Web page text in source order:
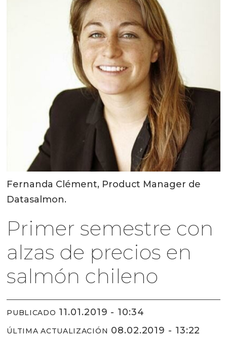
Fernanda Clément, Product Manager de
Datasalmon.
Primer semestre con
alzas de precios en
salmón chileno
PUBLICADO 11.01.2019 - 10:34
ÚLTIMA ACTUALIZACIÓN 08.02.2019 - 13:22